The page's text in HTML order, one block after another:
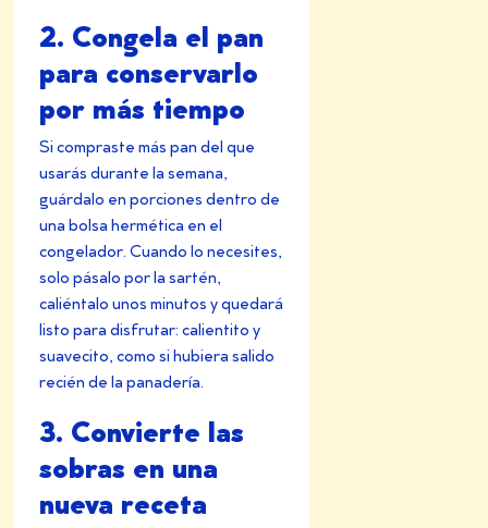
2. Congela el pan
para conservarlo
por más tiempo
Si compraste más pan del que
usarás durante la semana,
guárdalo en porciones dentro de
una bolsa hermética en el
congelador. Cuando lo necesites,
solo pásalo por la sartén,
caliéntalo unos minutos y quedará
listo para disfrutar: calientito y
suavecito, como si hubiera salido
recién de la panadería.
3. Convierte las
sobras en una
nueva receta